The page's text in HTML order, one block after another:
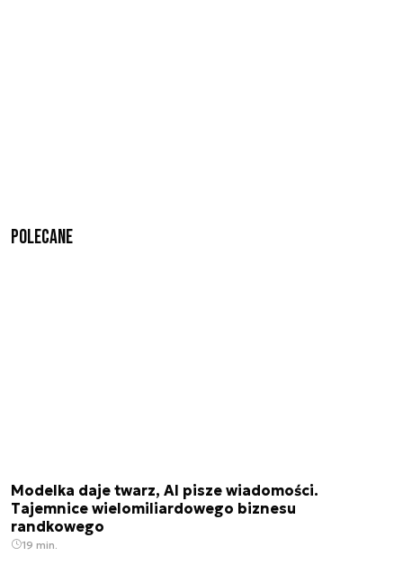
Polecane
Modelka daje twarz, AI pisze wiadomości.
Tajemnice wielomiliardowego biznesu
randkowego
19 min.